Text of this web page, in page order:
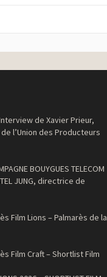
Interview de Xavier Prieur,
l’Union des Producteurs
BOUYGUES TELECOM
JUNG, directrice de
Film Lions – Palmarès de la
Film Craft – Shortlist Film